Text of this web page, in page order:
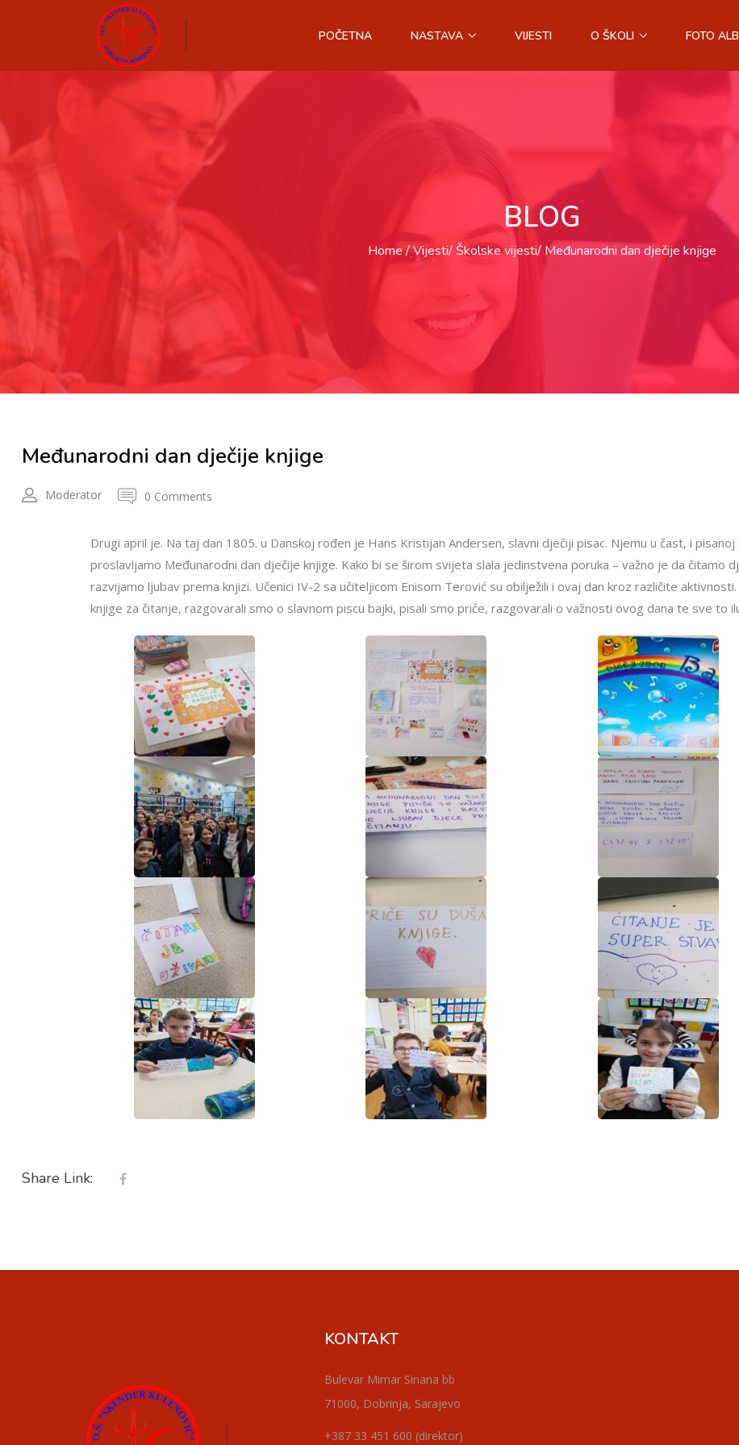
POČETNA NASTAVA VIJESTI O ŠKOLI FOTO
BLOG
Home Vijesti Školske vijesti Međunarodni dan dječije knjige
Međunarodni dan dječije knjige
Moderator 0 Comments
Drugi april je. Na taj dan 1805. u Danskoj rođen je Hans Kristijan Andersen, slavni dječiji pisac. Njemu u čast, i
proslavljamo Međunarodni dan dječije knjige. Kako bi se širom svijeta slala jedinstvena poruka – važno je da čitamo
razvijamo ljubav prema knjizi. Učenici IV-2 sa učiteljicom Enisom Terović su obilježili i ovaj dan kroz različite
knjige za čitanje, razgovarali smo o slavnom piscu bajki, pisali smo priče, razgovarali o važnosti ovog dana te sve to
Share Link:
KONTAKT
Bulevar Mimar Sinana bb
71000, Dobrinja, Sarajevo
+387 33 451 600 (direktor)